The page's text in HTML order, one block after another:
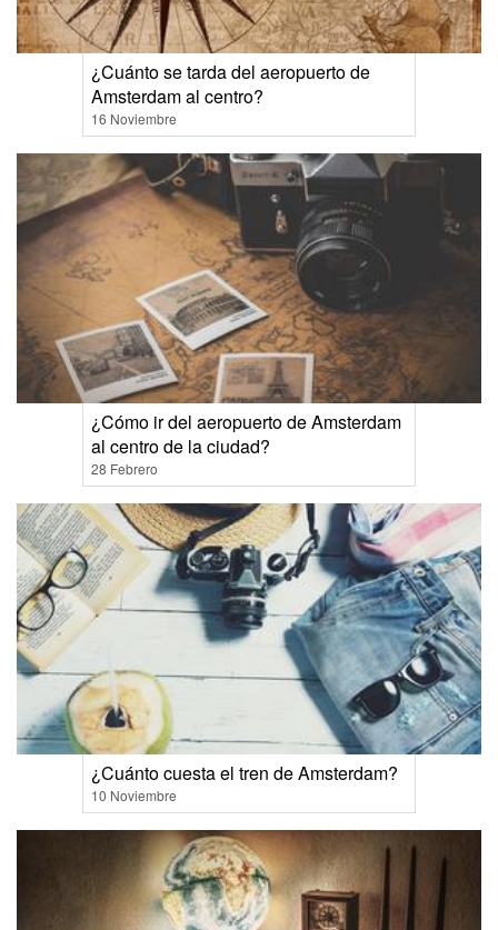
¿Cuánto se tarda del aeropuerto de
Amsterdam al centro?
16 Noviembre
¿Cómo ir del aeropuerto de Amsterdam
al centro de la ciudad?
28 Febrero
¿Cuánto cuesta el tren de Amsterdam?
10 Noviembre